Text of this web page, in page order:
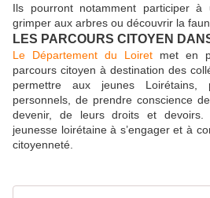
Ils pourront notamment participer à
grimper aux arbres ou découvrir la
LES PARCOURS CITOYEN
Le Département du Loiret met en
parcours citoyen à destination des
permettre aux jeunes Loirétains,
personnels, de prendre conscience
devenir, de leurs droits et devoirs.
jeunesse loirétaine à s’engager et à
citoyenneté.